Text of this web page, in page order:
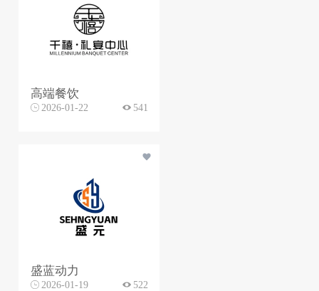
高端餐饮
2026-01-22 541
盛蓝动力
2026-01-19 522